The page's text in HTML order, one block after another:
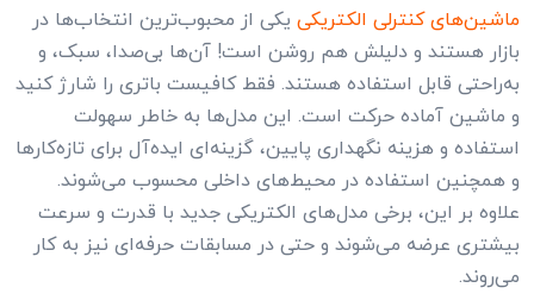
ماشین‌های کنترلی الکتریکی یکی از محبوب‌ترین انتخاب‌ها در
بازار هستند و دلیلش هم روشن است! آن‌ها بی‌صدا، سبک، و
به‌راحتی قابل استفاده هستند. فقط کافیست باتری را شارژ کنید
و ماشین آماده حرکت است. این مدل‌ها به خاطر سهولت
استفاده و هزینه نگهداری پایین، گزینه‌ای ایده‌آل برای تازه‌کارها
و همچنین استفاده در محیط‌های داخلی محسوب می‌شوند.
علاوه بر این، برخی مدل‌های الکتریکی جدید با قدرت و سرعت
بیشتری عرضه می‌شوند و حتی در مسابقات حرفه‌ای نیز به کار
می‌روند.